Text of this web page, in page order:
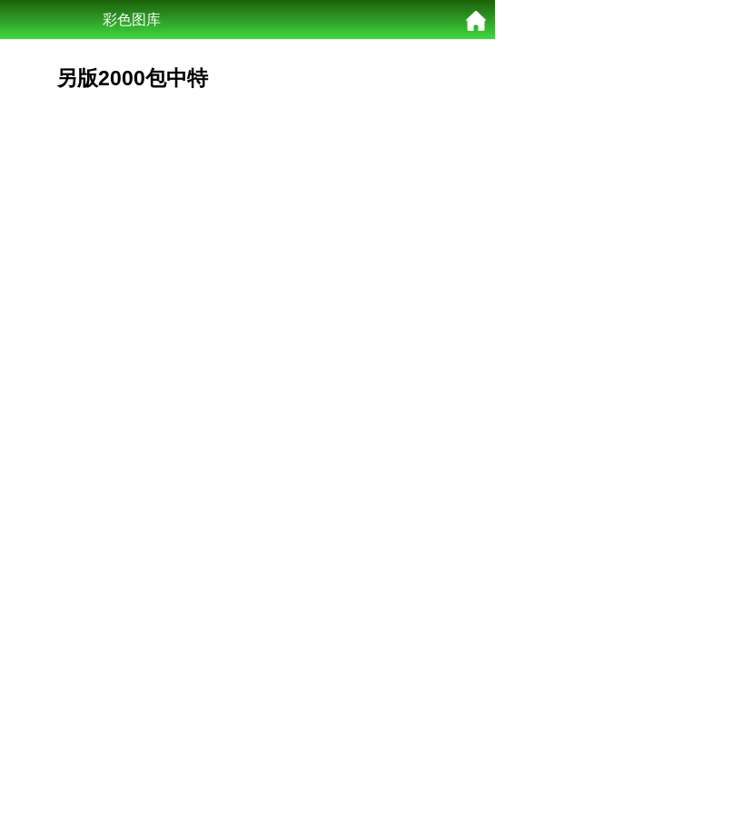
彩色图库
另版2000包中特